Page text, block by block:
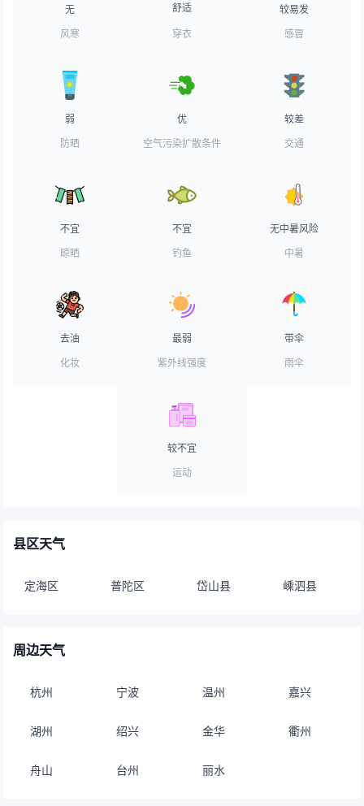
无
风寒
舒适
穿衣
较易发
感冒
弱
防晒
优
空气污染扩散条件
较差
交通
不宜
晾晒
不宜
钓鱼
无中暑风险
中暑
去油
化妆
最弱
紫外线强度
带伞
雨伞
较不宜
运动
县区天气
定海区 普陀区 岱山县 嵊泗县
周边天气
杭州 宁波 温州 嘉兴
湖州 绍兴 金华 衢州
舟山 台州 丽水